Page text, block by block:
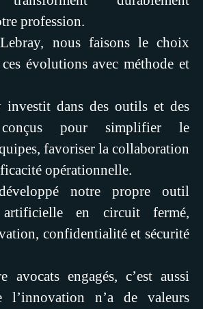
profession.
nous faisons le choix
évolutions avec méthode et
investit dans des outils et des
conçus pour simplifier le
favoriser la collaboration
opérationnelle.
notre propre outil
artificielle en circuit fermé,
confidentialité et sécurité
avocats engagés, c’est aussi
l’innovation n’a de valeurs